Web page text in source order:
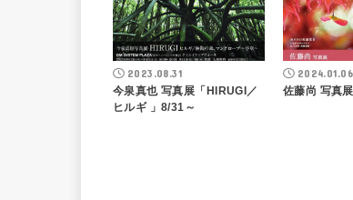
2023.08.31
今泉真也 写真展「HIRUGI／
ヒルギ 」8/31～
2024.01.06
佐藤尚 写真